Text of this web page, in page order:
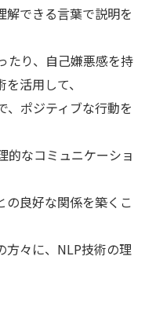
解できる言葉で説明を
たり、自己嫌悪感を持
活用して、
、ポジティブな行動を
的なコミュニケーショ
の良好な関係を築くこ
方々に、NLP技術の理